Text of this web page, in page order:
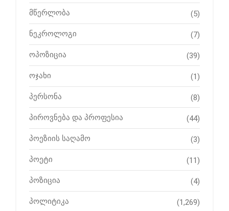
მწერლობა (5)
ნეკროლოგი (7)
ოპოზიცია (39)
ოჯახი (1)
პერსონა (8)
პიროვნება და პროფესია (44)
პოეზიის საღამო (3)
პოეტი (11)
პოზიცია (4)
პოლიტიკა (1,269)